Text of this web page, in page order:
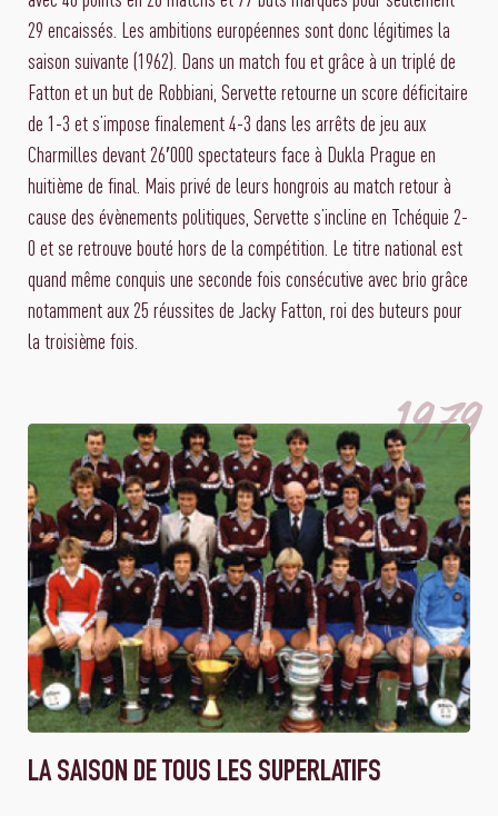
29 encaissés. Les ambitions européennes sont donc légitimes la
saison suivante (1962). Dans un match fou et grâce à un triplé de
Fatton et un but de Robbiani, Servette retourne un score déficitaire
de 1-3 et s’impose finalement 4-3 dans les arrêts de jeu aux
Charmilles devant 26′000 spectateurs face à Dukla Prague en
huitième de final. Mais privé de leurs hongrois au match retour à
cause des évènements politiques, Servette s’incline en Tchéquie 2-
0 et se retrouve bouté hors de la compétition. Le titre national est
quand même conquis une seconde fois consécutive avec brio grâce
notamment aux 25 réussites de Jacky Fatton, roi des buteurs pour
la troisième fois.
1979
LA SAISON DE TOUS LES SUPERLATIFS